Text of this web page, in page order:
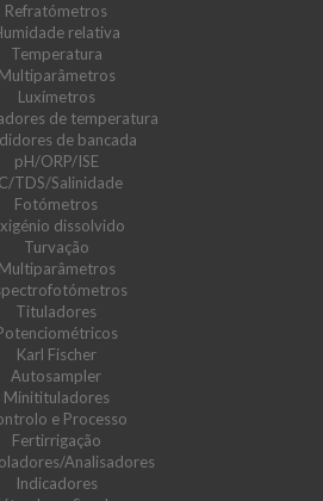
Refratómetros
relativa
Temperatura
Multiparâmetros
Luxímetros
de temperatura
de bancada
pH/ORP/ISE
TDS/Salinidade
Fotómetros
dissolvido
Turvação
Multiparâmetros
Tituladores
Karl Fischer
Autosampler
Minitituladores
e Processo
Fertirrigação
Analisadores
Indicadores